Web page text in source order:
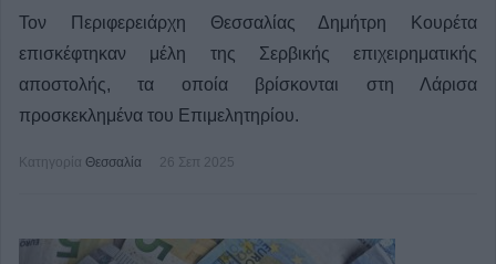
Τον Περιφερειάρχη Θεσσαλίας Δημήτρη Κουρέτα
επισκέφτηκαν μέλη της Σερβικής επιχειρηματικής
αποστολής, τα οποία βρίσκονται στη Λάρισα
προσκεκλημένα του Επιμελητηρίου.
Κατηγορία Θεσσαλία 26 Σεπ 2025